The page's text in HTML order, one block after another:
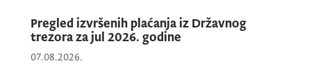
Pregled izvršenih plaćanja iz Državnog
trezora za jul 2026. godine
07.08.2026.